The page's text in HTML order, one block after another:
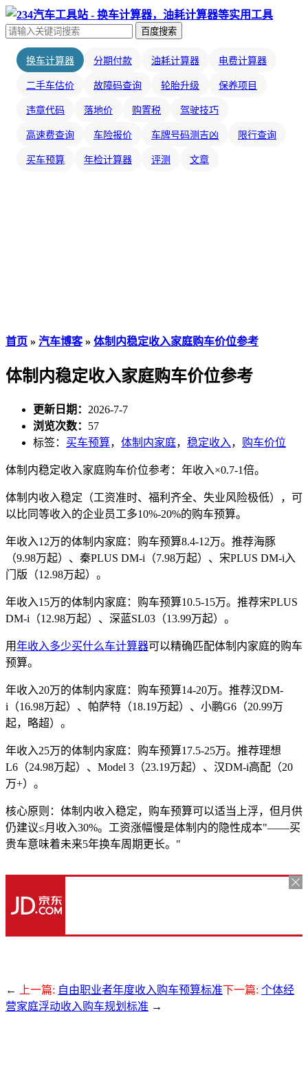
百度搜索
换车计算器 分期付款 油耗计算器 电费计算器
二手车估价 故障码查询 轮胎升级 保养项目
违章代码 落地价 购置税 驾驶技巧
高速费查询 车险报价 车牌号码测吉凶 限行查询
买车预算 年检计算器 评测 文章
首页 » 汽车博客» 体制内稳定收入家庭购车价位参考
体制内稳定收入家庭购车价位参考
更新日期： 2026-7-7
浏览次数： 57
标签： 买车预算， 体制内家庭， 稳定收入 ， 购车价位
体制内稳定收入家庭购车价位参考：年收入×0.7-1倍。
体制内收入稳定（工资准时、福利齐全、失业风险极低），可
以比同等收入的企业员工多10%-20%的购车预算。
年收入12万的体制内家庭：购车预算8.4-12万。推荐海豚
（9.98万起）、秦PLUS DM-i（7.98万起）、宋PLUS DM-i入
门版（12.98万起）。
年收入15万的体制内家庭：购车预算10.5-15万。推荐宋PLUS
DM-i（12.98万起）、深蓝SL03（13.99万起）。
用年收入多少买什么车计算器可以精确匹配体制内家庭的购车
预算。
年收入20万的体制内家庭：购车预算14-20万。推荐汉DM-
i（16.98万起）、帕萨特（18.19万起）、小鹏G6（20.99万
起，略超）。
年收入25万的体制内家庭：购车预算17.5-25万。推荐理想
L6（24.98万起）、Model 3（23.19万起）、汉DM-i高配（20
万+）。
核心原则：体制内收入稳定，购车预算可以适当上浮，但月供
仍建议≤月收入30%。工资涨幅慢是体制内的隐性成本"——买
贵车意味着未来5年换车周期更长。"
← 上一篇: 自由职业者年度收入购车预算标准下一篇: 个体经
营家庭浮动收入购车规划标准 →